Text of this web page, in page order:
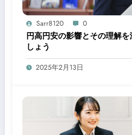
Sarr8120 0
円高円安の影響とその理解を
しょう
2025年2月13日